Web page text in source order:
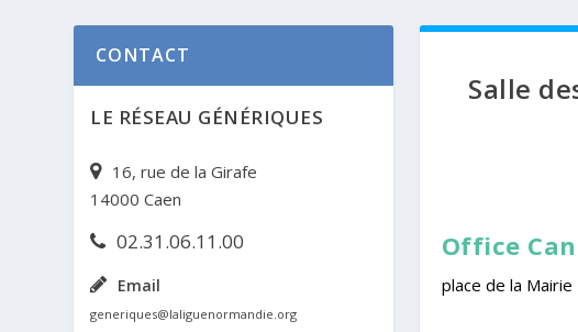
Salle
Office
place de la
CONTACT
LE RÉSEAU GÉNÉRIQUES
16, rue de la Girafe
14000 Caen
02.31.06.11.00
Email
generiques@laliguenormandie.org